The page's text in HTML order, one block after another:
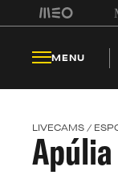
MENU
LIVECAMS /
Apúlia